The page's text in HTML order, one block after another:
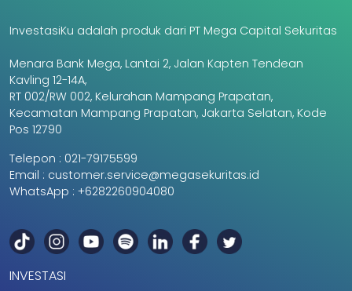
InvestasiKu adalah produk dari PT Mega Capital Sekuritas
Menara Bank Mega, Lantai 2, Jalan Kapten Tendean
Kavling 12-14A,
RT 002/RW 002, Kelurahan Mampang Prapatan,
Kecamatan Mampang Prapatan, Jakarta Selatan, Kode
Pos 12790
Telepon : 021-79175599
Email : customer.service@megasekuritas.id
WhatsApp : +6282260904080
INVESTASI